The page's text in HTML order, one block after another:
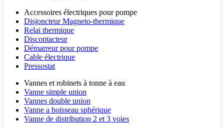
Accessoires électriques pour pompe
Disjoncteur Magneto-thermique
Relai thermique
Discontacteur
Démarreur pour pompe
Cable électrique
Pressostat
Vannes et robinets à tonne à eau
Vanne simple union
Vannes double union
Vanne a boisseau sphérique
Vanne de distribution 2 et 3 voies